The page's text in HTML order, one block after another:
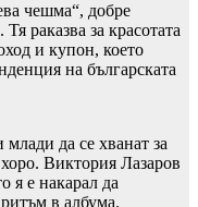
чешма“, добре
раказва за красотата
и купон, което
на българската
да се хванат за
Виктория Лазаров
я е накарал да
в албума.